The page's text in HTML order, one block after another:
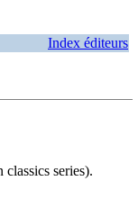
Index éditeurs
series).